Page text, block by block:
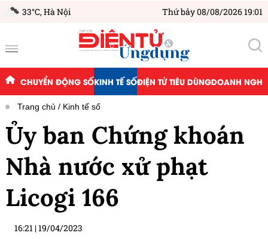
33°C,Hà Nội Thứ bảy 08/08/2026 19:01
CHUYỂN ĐỘNG SỐKINH TẾ SỐĐIỆN TỬ TIÊU DÙNGDOANH
Trang chủ Kinh tế số
Ủy ban Chứng khoán
Nhà nước xử phạt
Licogi 166
16:21 |19/04/2023